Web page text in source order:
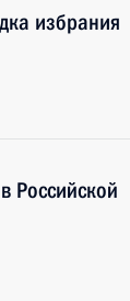
избрания
Российской